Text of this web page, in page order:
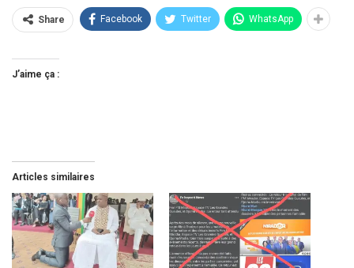
Share Facebook Twitter WhatsApp
J’aime ça :
Articles similaires